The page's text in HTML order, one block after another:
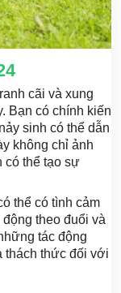
cãi và xung
Bạn có chính kiến
sinh có thể dẫn
không chỉ ảnh
có thể tạo sự
thể có tình cảm
theo đuổi và
tác động
thách thức đối với